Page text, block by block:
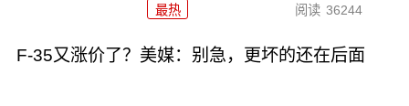
最热 阅读 36244
F-35又涨价了？美媒：别急，更坏的还在后面